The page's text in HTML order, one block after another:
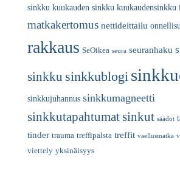
sinkku kuukauden sinkku kuukaudensinkku
matkakertomus nettideittailu
rakkaus SeOikea seura seuranhaku
sinkku sinkkublogi
sinkkujuhannus sinkkumagneetti
sinkkutapahtumatsinkut säädöt
tinder trauma treffipalsta treffit vaellusmatka
viettely yksinäisyys